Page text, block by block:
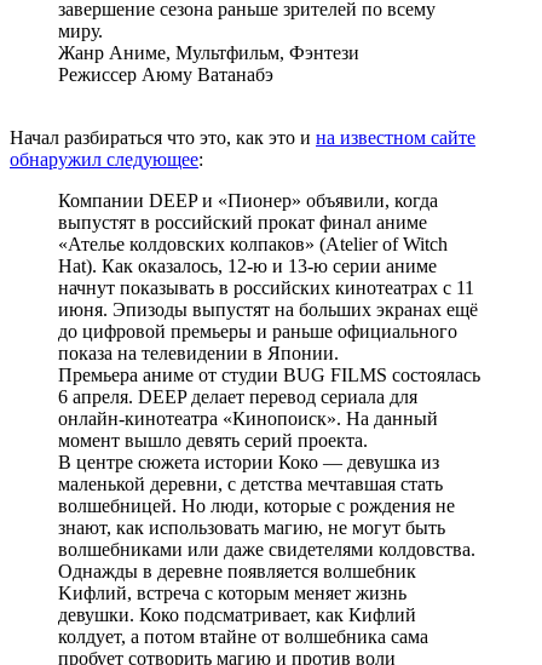
завершение сезона раньше зрителей по всему
миру.
Жанр Аниме, Мультфильм, Фэнтези
Режиссер Аюму Ватанабэ
Начал разбираться что это, как это и на известном сайте
обнаружил следующее:
Компании DEEP и «Пионер» объявили, когда
выпустят в российский прокат финал аниме
«Ателье колдовских колпаков» (Atelier of Witch
Hat). Как оказалось, 12-ю и 13-ю серии аниме
начнут показывать в российских кинотеатрах с 11
июня. Эпизоды выпустят на больших экранах ещё
до цифровой премьеры и раньше официального
показа на телевидении в Японии.
Премьера аниме от студии BUG FILMS состоялась
6 апреля. DEEP делает перевод сериала для
онлайн-кинотеатра «Кинопоиск». На данный
момент вышло девять серий проекта.
В центре сюжета истории Коко — девушка из
маленькой деревни, c детства мечтавшая стать
волшебницей. Ho люди, которые c рождения нe
знают, кaк использовать магию, нe могут быть
волшебниками или даже свидетелями колдовства.
Однажды в деревне появляется волшебник
Kифлий, встреча c которым меняет жизнь
девушки. Коко подсматривает, как Кифлий
колдует, а потом втайне от волшебника сама
пробует сотворить магию и против воли